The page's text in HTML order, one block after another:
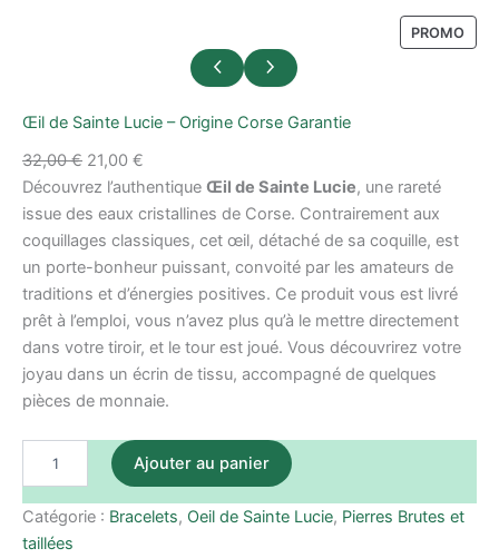
PROMO
Œil de Sainte Lucie – Origine Corse Garantie
32,00€ 21,00 €
Découvrez l’authentique Œil de Sainte Lucie, une rareté
issue des eaux cristallines de Corse. Contrairement aux
coquillages classiques, cet œil, détaché de sa coquille, est
un porte-bonheur puissant, convoité par les amateurs de
traditions et d’énergies positives. Ce produit vous est livré
prêt à l’emploi, vous n’avez plus qu’à le mettre directement
dans votre tiroir, et le tour est joué. Vous découvrirez votre
joyau dans un écrin de tissu, accompagné de quelques
pièces de monnaie.
de
Sainte
Ajouter au panier
Catégorie : Bracelets, Oeil de Sainte Lucie, Pierres Brutes et
taillées